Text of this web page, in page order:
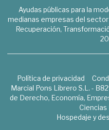
Ayudas públicas para la
medianas empresas del
Recuperación,
Política de privacidad
Marcial Pons Librero S.L. -
de Derecho, Economía,
Ciencias
Hospedaje y